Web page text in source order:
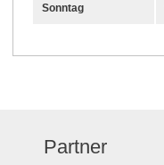
Sonntag
Partner